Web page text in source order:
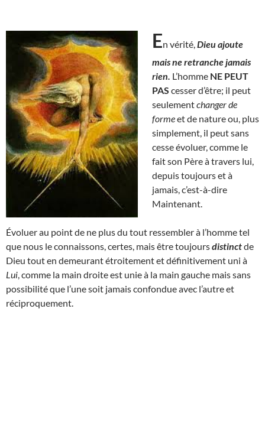
En vérité, Dieu ajoute
mais ne retranche jamais
rien. L’homme NE PEUT
PAS cesser d’être; il peut
seulementchanger de
formeet de nature ou, plus
simplement, il peut sans
cesse évoluer, comme le
fait son Père à travers lui,
depuis toujours et à
jamais, c’est-à-dire
Maintenant.
Évoluer au point de ne plus du tout ressembler à l’homme tel
que nous le connaissons, certes, mais être toujoursdistinctde
Dieu tout en demeurant étroitement et définitivement uni à
Lui , comme la main droite est unie à la main gauche mais sans
possibilité que l’une soit jamais confondue avec l’autre et
réciproquement.